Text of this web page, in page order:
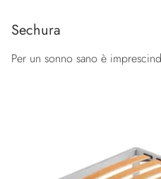
Sechura